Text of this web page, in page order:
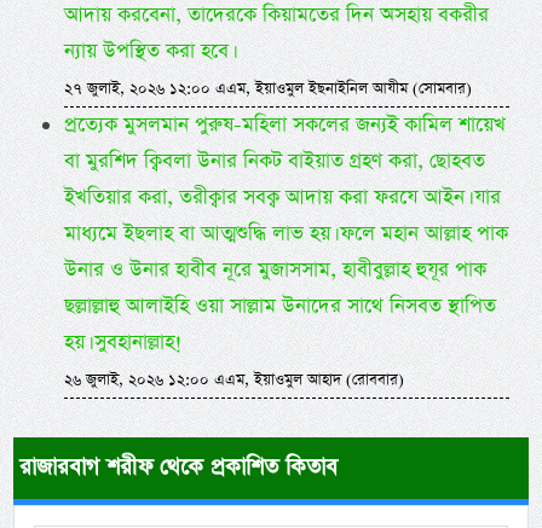
আদায় করবেনা, তাদেরকে কিয়ামতের দিন অসহায় বকরীর
ন্যায় উপস্থিত করা হবে।
২৭ জুলাই, ২০২৬ ১২:০০ এএম, ইয়াওমুল ইছনাইনিল আযীম (সোমবার)
প্রত্যেক মুসলমান পুরুষ-মহিলা সকলের জন্যই কামিল শায়েখ
বা মুরশিদ ক্বিবলা উনার নিকট বাইয়াত গ্রহণ করা, ছোহবত
ইখতিয়ার করা, তরীক্বার সবক্ব আদায় করা ফরযে আইন। যার
মাধ্যমে ইছলাহ বা আত্মশুদ্ধি লাভ হয়। ফলে মহান আল্লাহ পাক
উনার ও উনার হাবীব নূরে মুজাসসাম, হাবীবুল্লাহ হুযূর পাক
ছল্লাল্লাহু আলাইহি ওয়া সাল্লাম উনাদের সাথে নিসবত স্থাপিত
হয়। সুবহানাল্লাহ!
২৬ জুলাই, ২০২৬ ১২:০০ এএম, ইয়াওমুল আহাদ (রোববার)
রাজারবাগ শরীফ থেকে প্রকাশিত কিতাব